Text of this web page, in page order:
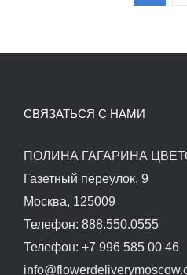
СВЯЗАТЬСЯ С НАМИ
ПОЛИНА ГАГАРИНА
Газетный переулок, 9
Москва, 125009
Телефон: 888.550.0555
Телефон: +7 996 585 00 46